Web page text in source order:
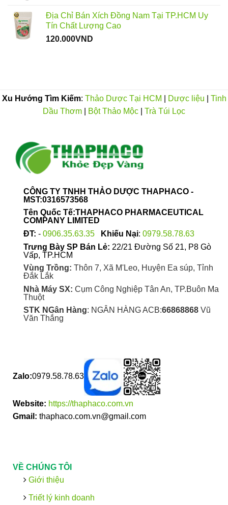
Địa Chỉ Bán Xích Đồng Nam Tại TP.HCM Uy
Tín Chất Lượng Cao
120.000VND
Xu Hướng Tìm Kiếm: Thảo Dược Tại HCM Dược liệu
Tinh
Dầu Thơm
Bột Thảo Mộc Trà Túi Lọc
CÔNG TY TNHH THẢO DƯỢC THAPHACO -
MST:0316573568
Tên Quốc Tế:THAPHACO PHARMACEUTICAL
COMPANY LIMITED
ĐT: - 0906.35.63.35 Khiếu Nại: 0979.58.78.63
Trưng Bày SP Bán Lẻ: 22/21 Đường Số 21, P8 Gò
Vấp, TP.HCM
Vùng Trồng: Thôn 7, Xã M'Leo, Huyện Ea súp, Tỉnh
Đắk Lắk
Nhà Máy SX: Cụm Công Nghiệp Tân An, TP.Buôn Ma
Thuột
STK NGân Hàng: NGÂN HÀNG ACB:66868868Vũ
Văn Thắng
Zalo:0979.58.78.63
Website: https://thaphaco.com.vn
Gmail: thaphaco.com.vn@gmail.com
VỀ CHÚNG TÔI
Giới thiệu
Triết lý kinh doanh